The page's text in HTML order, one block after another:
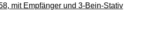
mit Empfänger und 3-Bein-Stativ